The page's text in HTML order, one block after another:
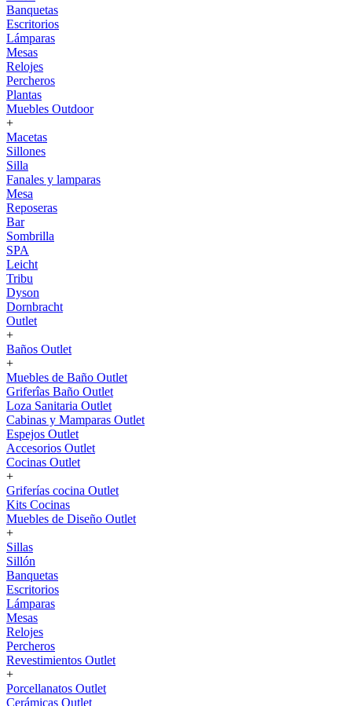
Banquetas
Escritorios
Lámparas
Mesas
Relojes
Percheros
Plantas
Muebles Outdoor
+
Macetas
Sillones
Silla
Fanales y lamparas
Mesa
Reposeras
Bar
Sombrilla
SPA
Leicht
Tribu
Dyson
Dornbracht
Outlet
+
Baños Outlet
+
Muebles de Baño Outlet
Griferîas Baño Outlet
Loza Sanitaria Outlet
Cabinas y Mamparas Outlet
Espejos Outlet
Accesorios Outlet
Cocinas Outlet
+
Griferías cocina Outlet
Kits Cocinas
Muebles de Diseño Outlet
+
Sillas
Sillón
Banquetas
Escritorios
Lámparas
Mesas
Relojes
Percheros
Revestimientos Outlet
+
Porcellanatos Outlet
Cerámicas Outlet